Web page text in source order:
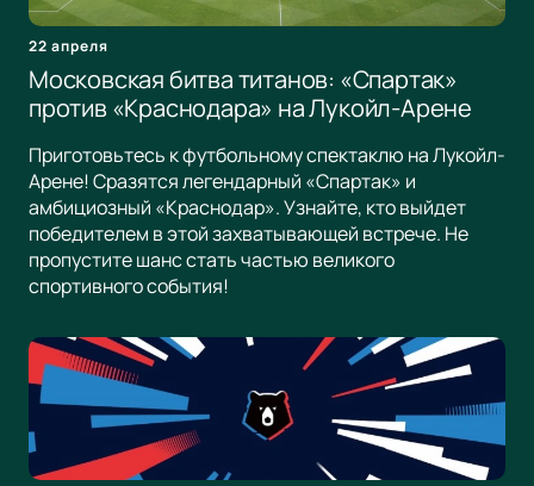
22 апреля
Московская битва титанов: «Спартак»
против «Краснодара» на Лукойл-Арене
Приготовьтесь к футбольному спектаклю на Лукойл-
Арене! Сразятся легендарный «Спартак» и
амбициозный «Краснодар». Узнайте, кто выйдет
победителем в этой захватывающей встрече. Не
пропустите шанс стать частью великого
спортивного события!